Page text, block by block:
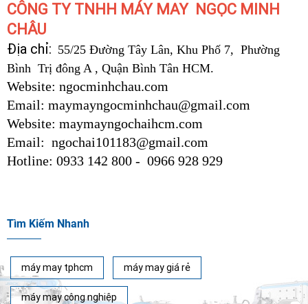
CÔNG TY TNHH MÁY MAY NGỌC MINH
CHÂU
Địa chỉ: 55/25 Đường Tây Lân, Khu Phố 7, Phường
Bình Trị đông A , Quận Bình Tân HCM.
Website: ngocminhchau.com
Email: maymayngocminhchau@gmail.com
Website: maymayngochaihcm.com
Email: ngochai101183@gmail.com
Hotline: 0933 142 800 - 0966 928 929
Tìm Kiếm Nhanh
máy may tphcm máy may giá rẻ
máy may công nghiệp